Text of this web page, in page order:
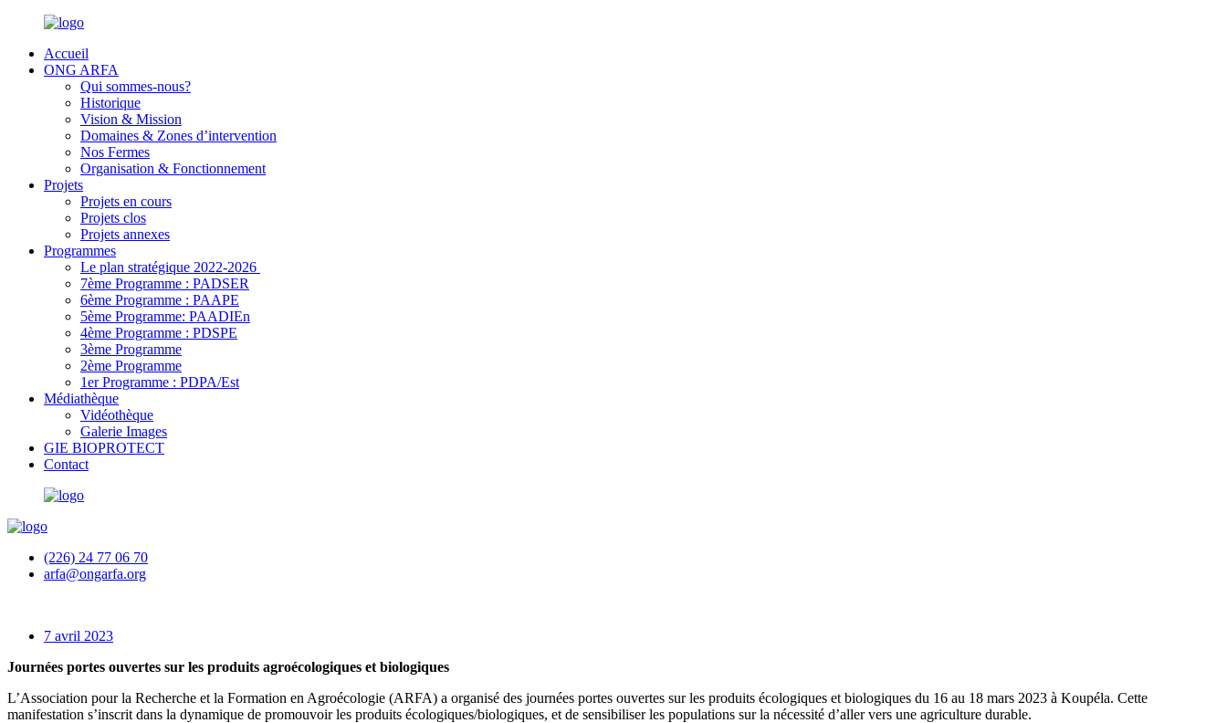
Accueil
ONG ARFA
Qui sommes-nous?
Historique
Vision & Mission
Domaines & Zones d’intervention
Nos Fermes
Organisation & Fonctionnement
Projets
Projets en cours
Projets clos
Projets annexes
Programmes
Le plan stratégique 2022-2026
7ème Programme : PADSER
6ème Programme : PAAPE
5ème Programme: PAADIEn
4ème Programme : PDSPE
3ème Programme
2ème Programme
1er Programme : PDPA/Est
Médiathèque
Vidéothèque
Galerie Images
GIE BIOPROTECT
Contact
(226) 24 77 06 70
arfa@ongarfa.org
7 avril 2023
Journées portes ouvertes sur les produits agroécologiques et biologiques
L’Association pour la Recherche et la Formation en Agroécologie (ARFA) a organisé des journées portes ouvertes sur les produits écologiques et biologiques du 16 au 18 mars 2023 à Koupéla. Cette
manifestation s’inscrit dans la dynamique de promouvoir les produits écologiques/biologiques, et de sensibiliser les populations sur la nécessité d’aller vers une agriculture durable.